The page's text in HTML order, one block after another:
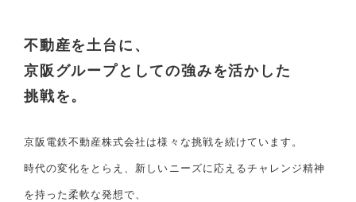
不動産を土台に、
京阪グループとしての強みを活かした
挑戦を。
京阪電鉄不動産株式会社は様々な挑戦を続けています。
時代の変化をとらえ、新しいニーズに応えるチャレンジ精神
を持った柔軟な発想で、